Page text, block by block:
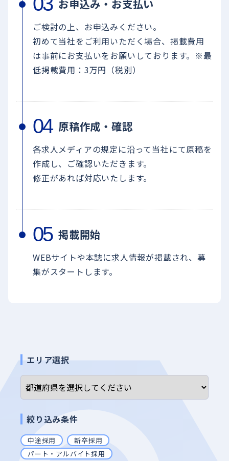
お申込み・お支払い
ご検討の上、お申込みください。
初めて当社をご利用いただく場合、掲載費用
は事前にお支払いをお願いしております。※最
低掲載費用：3万円（税別）
原稿作成・確認
各求人メディアの規定に沿って当社にて原稿を
作成し、ご確認いただきます。
修正があれば対応いたします。
掲載開始
WEBサイトや本誌に求人情報が掲載され、募
集がスタートします。
エリア選択
絞り込み条件
中途採用
新卒採用
パート・アルバイト採用